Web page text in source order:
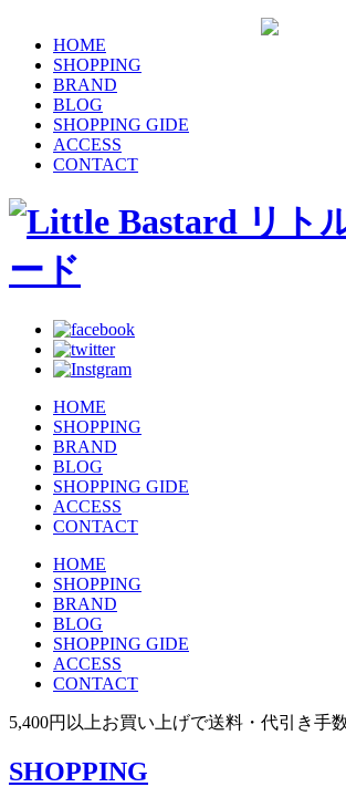
HOME
SHOPPING
BRAND
BLOG
SHOPPING GIDE
ACCESS
CONTACT
HOME
SHOPPING
BRAND
BLOG
SHOPPING GIDE
ACCESS
CONTACT
HOME
SHOPPING
BRAND
BLOG
SHOPPING GIDE
ACCESS
CONTACT
5,400円以上お買い上げで送料・代引き手
SHOPPING